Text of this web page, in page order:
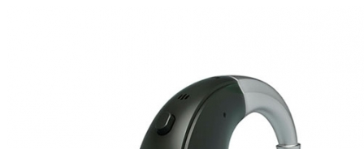
Oticon hoorapparatenPhonak Infinio
Filters Domes
Oticon Intent 1 - Oplaadbaar